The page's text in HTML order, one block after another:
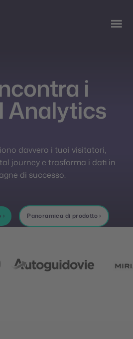
i
Analytics
davvero i tuoi visitatori,
journey e trasforma i dati in
di successo.
Panoramica di prodotto ›